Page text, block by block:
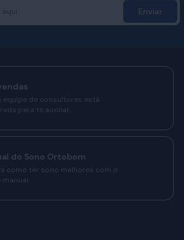
Enviar
equipe de consultores está
para te auxiliar.
do Sono Ortobom
como ter sono melhores com o